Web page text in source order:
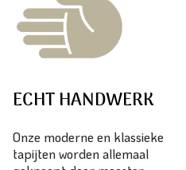
ECHT HANDWERK
Onze moderne en klassieke
tapijten worden allemaal